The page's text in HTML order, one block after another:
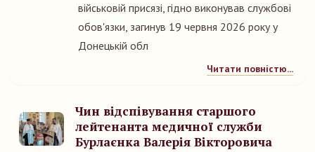
військовій присязі, гідно виконував службові
обов'язки, загинув 19 червня 2026 року у
Донецькій обл
Читати повністю...
Чин відспівування старшого
лейтенанта медичної служби
Бурлаєнка Валерія Вікторовича